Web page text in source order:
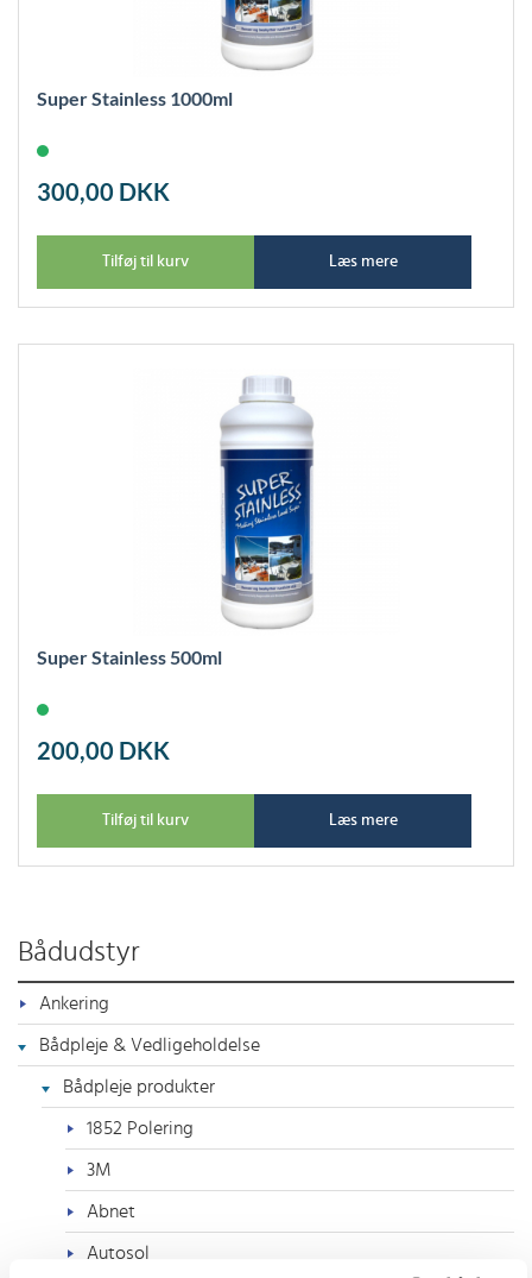
Super Stainless 1000ml
300,00 DKK
Tilføj til kurv Læs mere
Super Stainless 500ml
200,00 DKK
Tilføj til kurv Læs mere
Bådudstyr
Ankering
Bådpleje & Vedligeholdelse
Bådpleje produkter
1852 Polering
3M
Abnet
Autosol